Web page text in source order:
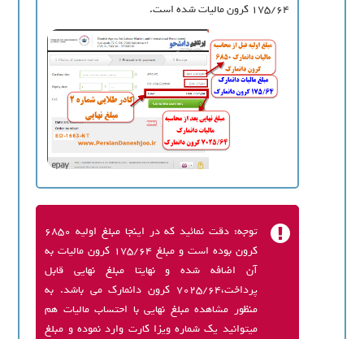
175/64 کرون مالیات شده است.
توجه: دقت نمائید که در اینجا مبلغ اولیه 6850
کرون بوده است و مبلغ 175/64 کرون مالیات به
آن اضافه شده و نهایتا مبلغ نهایی قابل
پرداخت،7025/64 کرون دانمارک می باشد. به
منظور مشاهده مبلغ نهایی با احتساب مالیات هم
میتوانید یک شماره ویزا کارت وارد نموده و مبلغ